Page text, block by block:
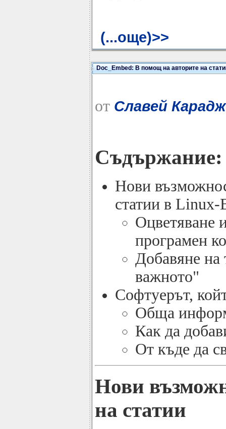
(...още)>>
Doc_Embed: В помощ на авторите на
от Славей
Съдържание:
Нови
статии в Linux-
Оцветяване
програмен
Добавяне на
важното"
Софтуерът,
Обща
Как да
От къде да
Нови
на статии